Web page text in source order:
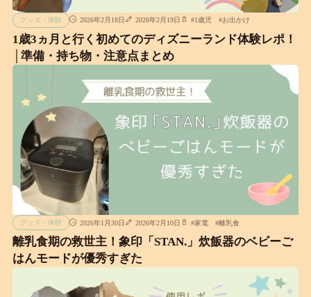
グッズ・体験 2026年2月18日 2026年2月19日 #1歳児 #お出かけ
1歳3ヵ月と行く初めてのディズニーランド体験レポ！
│準備・持ち物・注意点まとめ
グッズ・体験 2026年1月30日 2026年2月10日 #家電 #離乳食
離乳食期の救世主！象印「STAN.」炊飯器のベビーご
はんモードが優秀すぎた